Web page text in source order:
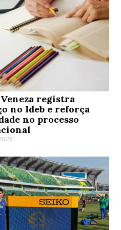
registra
no Ideb e reforça
no processo